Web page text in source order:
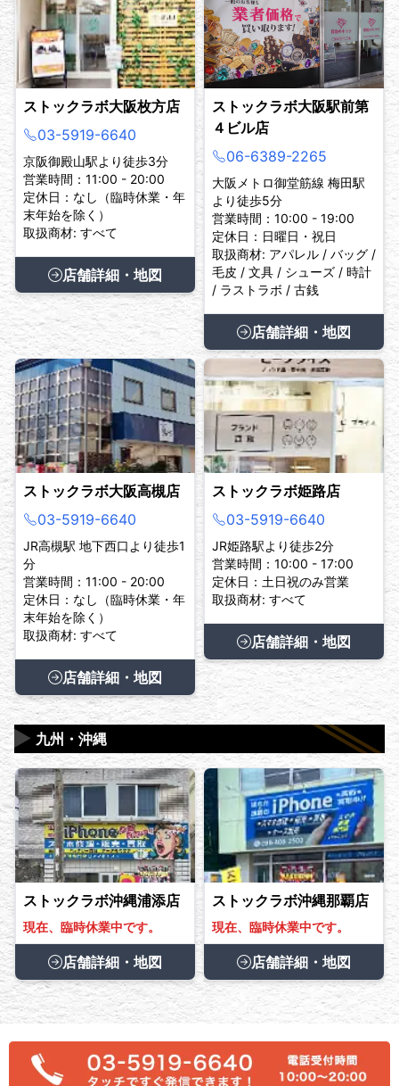
ストックラボ大阪枚方店
03-5919-6640
京阪御殿山駅より徒歩3分
営業時間：11:00 - 20:00
定休日：なし（臨時休業・年
末年始を除く）
取扱商材: すべて
店舗詳細・地図
ストックラボ大阪駅前第
４ビル店
06-6389-2265
大阪メトロ御堂筋線 梅田駅
より徒歩5分
営業時間：10:00 - 19:00
定休日：日曜日・祝日
取扱商材: アパレル / バッグ /
毛皮 / 文具 / シューズ / 時計
/ ラストラボ / 古銭
店舗詳細・地図
ストックラボ大阪高槻店
03-5919-6640
JR高槻駅 地下西口より徒歩1
分
営業時間：11:00 - 20:00
定休日：なし（臨時休業・年
末年始を除く）
取扱商材: すべて
店舗詳細・地図
ストックラボ姫路店
03-5919-6640
JR姫路駅より徒歩2分
営業時間：10:00 - 17:00
定休日：土日祝のみ営業
取扱商材: すべて
店舗詳細・地図
九州・沖縄
▶
ストックラボ沖縄浦添店
現在、臨時休業中です。
店舗詳細・地図
ストックラボ沖縄那覇店
現在、臨時休業中です。
店舗詳細・地図